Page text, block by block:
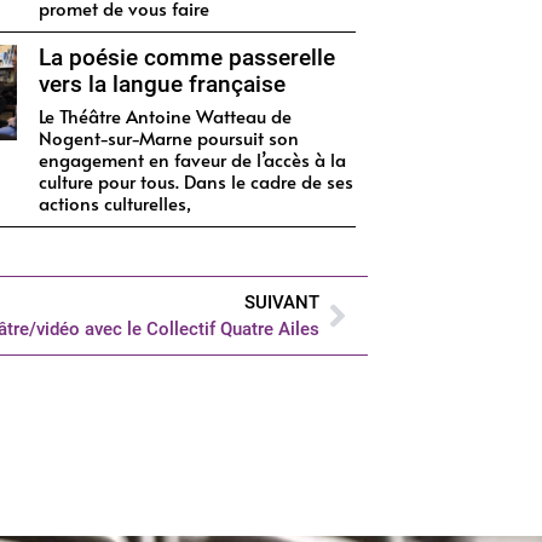
promet de vous faire
La poésie comme passerelle
vers la langue française
Le Théâtre Antoine Watteau de
Nogent-sur-Marne poursuit son
engagement en faveur de l’accès à la
culture pour tous. Dans le cadre de ses
actions culturelles,
SUIVANT
vidéo avec le Collectif Quatre Ailes